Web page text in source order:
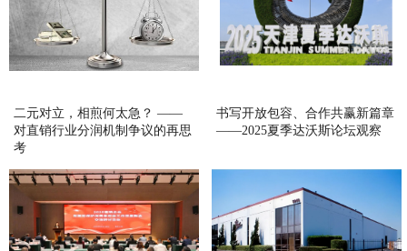
二元对立，相煎何太急？ ——
对直销行业分润机制争议的再思
考
书写开放包容、合作共赢新篇章
——2025夏季达沃斯论坛观察